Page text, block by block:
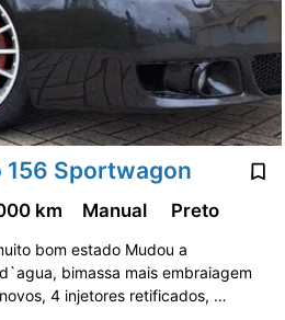
156 Sportwagon
km Manual Preto
bom estado Mudou a
bimassa mais embraiagem
4 injetores retificados, …